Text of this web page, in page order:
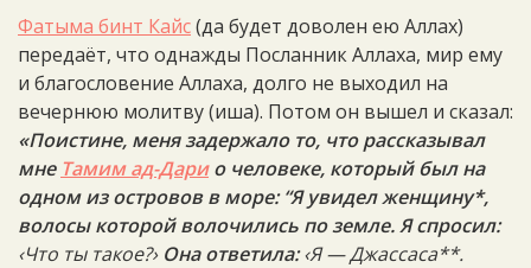
Фатыма бинт Кайс(да будет доволен ею Аллах)
передаёт, что однажды Посланник Аллаха, мир ему
и благословение Аллаха, долго не выходил на
вечернюю молитву (иша). Потом он вышел и сказал:
«Поистине, меня задержало то, что рассказывал
мне Тамим ад-Дарио человеке, который был на
одном из островов в море: “Я увидел женщину*,
волосы которой волочились по земле. Я спросил:
‹Что ты такое?›Она ответила:‹Я — Джассаса**.